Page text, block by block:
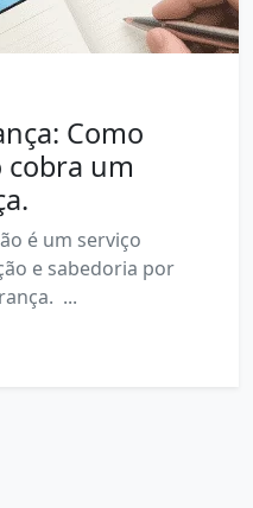
Como
um
é um serviço
e sabedoria por
...